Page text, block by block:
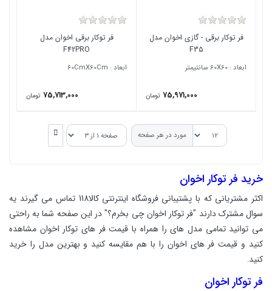
فر توکار برقی - گازی اخوان مدل
F35
ابعاد : 60X60 سانتیمتر
75,971,000 تومان
فر توکار برقی اخوان مدل
F42PRO
ابعاد : 60CmX60Cm
75,713,000 تومان
مورد در هر صفحه
خرید فر توکار اخوان
اکثر مشتریانی که با پشتیبانی فروشگاه اینترنتی کالا118 تماس می گیرند یه
سوال مشترک دارند "فر توکار اخوان چی بخرم؟" در این صفحه شما به راحتی
می توانید تمامی مدل های را همراه با قیمت فر های توکار اخوان مشاهده
کنید و قیمت فر های اخوان را با هم مقایسه کنید و بهترین مدل را خرید
کنید.
فر توکار اخوان